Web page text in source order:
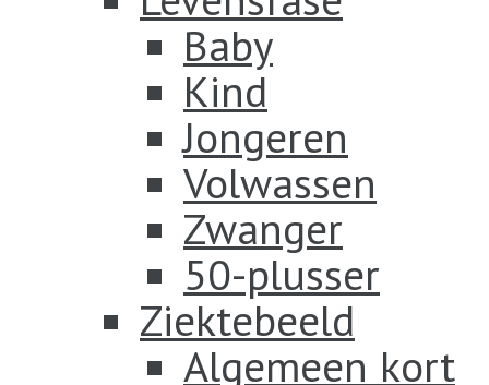
Baby
Kind
Jongeren
Volwassen
Zwanger
50-plusser
Ziektebeeld
Algemeen kort